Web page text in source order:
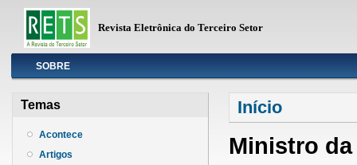
Revista Eletrônica do Terceiro Setor
InfoSOBRE
Temas
Acontece
Artigos
Você está aqui
Início
Ministro